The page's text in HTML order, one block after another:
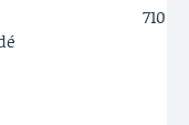
710